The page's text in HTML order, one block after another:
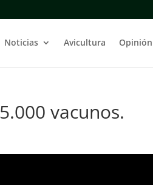
Noticias Avicultura Opinión
vacunos.